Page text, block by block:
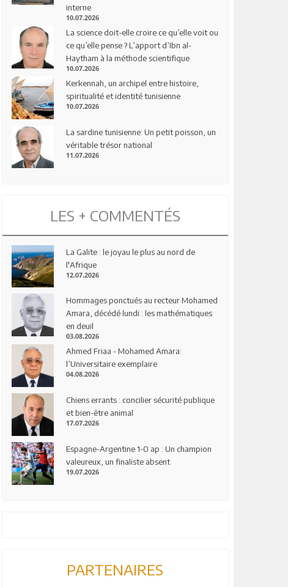
interne
10.07.2026
La science doit-elle croire ce qu’elle voit ou
ce qu’elle pense ? L’apport d’Ibn al-
Haytham à la méthode scientifique
10.07.2026
Kerkennah, un archipel entre histoire,
spiritualité et identité tunisienne
10.07.2026
La sardine tunisienne: Un petit poisson, un
véritable trésor national
11.07.2026
LES + COMMENTÉS
La Galite : le joyau le plus au nord de
l'Afrique
12.07.2026
Hommages ponctués au recteur Mohamed
Amara, décédé lundi : les mathématiques
en deuil
03.08.2026
Ahmed Friaa - Mohamed Amara:
l’Universitaire exemplaire
04.08.2026
Chiens errants : concilier sécurité publique
et bien-être animal
17.07.2026
Espagne-Argentine 1-0 ap : Un champion
valeureux, un finaliste absent
19.07.2026
PARTENAIRES